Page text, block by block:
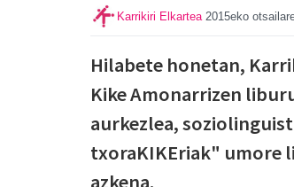
Karrikiri Elkartea 2015eko
Hilabete honetan,
Kike Amonarrizen
aurkezlea,
txoraKIKEriak" umore
azkena.